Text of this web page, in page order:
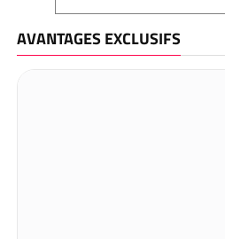
AVANTAGES EXCLUSIFS